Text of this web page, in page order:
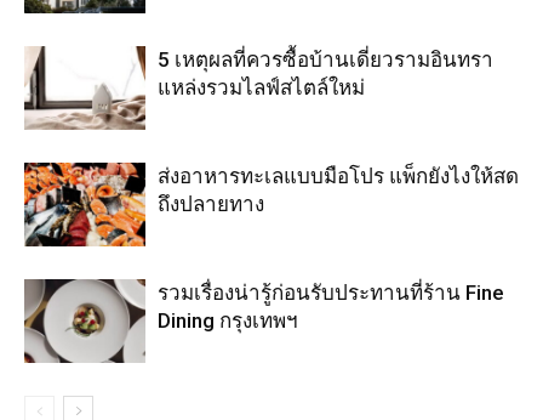
5 เหตุผลที่ควรซื้อบ้านเดี่ยวรามอินทรา
แหล่งรวมไลฟ์สไตล์ใหม่
ส่งอาหารทะเลแบบมือโปร แพ็กยังไงให้สด
ถึงปลายทาง
รวมเรื่องน่ารู้ก่อนรับประทานที่ร้าน Fine
Dining กรุงเทพฯ